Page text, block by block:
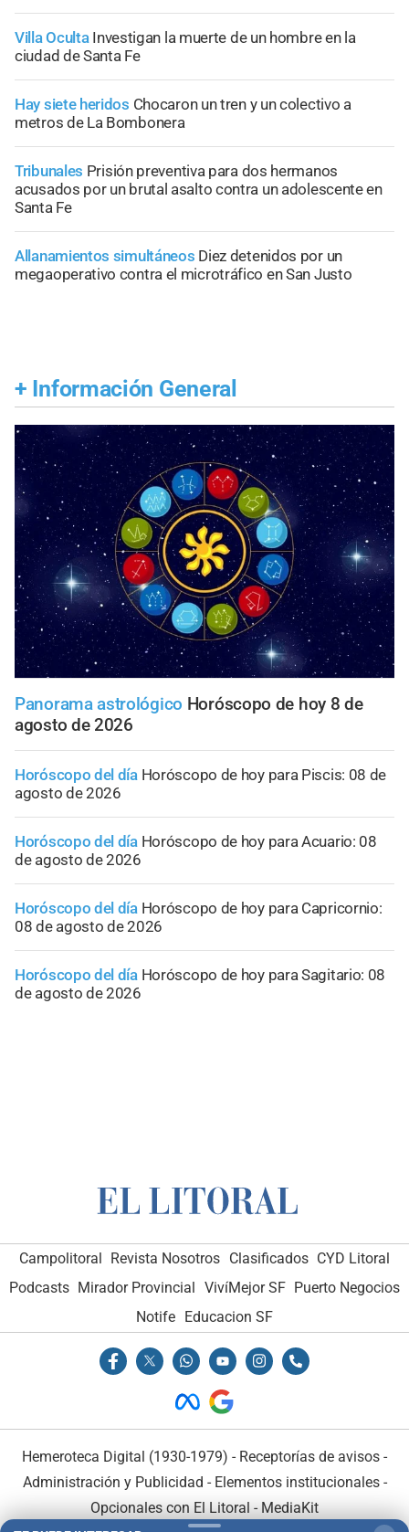
Villa Oculta Investigan la muerte de un hombre en la
ciudad de Santa Fe
Hay siete heridos Chocaron un tren y un colectivo a
metros de La Bombonera
Tribunales Prisión preventiva para dos hermanos
acusados por un brutal asalto contra un adolescente en
Santa Fe
Allanamientos simultáneos Diez detenidos por un
megaoperativo contra el microtráfico en San Justo
+ Información General
Panorama astrológico Horóscopo de hoy 8 de
agosto de 2026
Horóscopo del día Horóscopo de hoy para Piscis: 08 de
agosto de 2026
Horóscopo del día Horóscopo de hoy para Acuario: 08
de agosto de 2026
Horóscopo del día Horóscopo de hoy para Capricornio:
08 de agosto de 2026
Horóscopo del día Horóscopo de hoy para Sagitario: 08
de agosto de 2026
Campolitoral Revista Nosotros Clasificados CYD Litoral
Podcasts Mirador Provincial VivíMejor SF Puerto Negocios
Notife Educacion SF
Hemeroteca Digital (1930-1979) - Receptorías de avisos -
Administración y Publicidad - Elementos institucionales-
Opcionales con El Litoral - MediaKit